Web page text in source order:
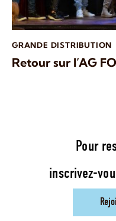
GRANDE DISTRIBUTION
Retour sur l’AG
Pour
inscrivez-